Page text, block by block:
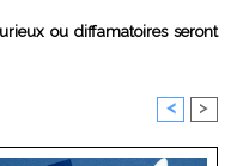
ou diffamatoires seront
< >